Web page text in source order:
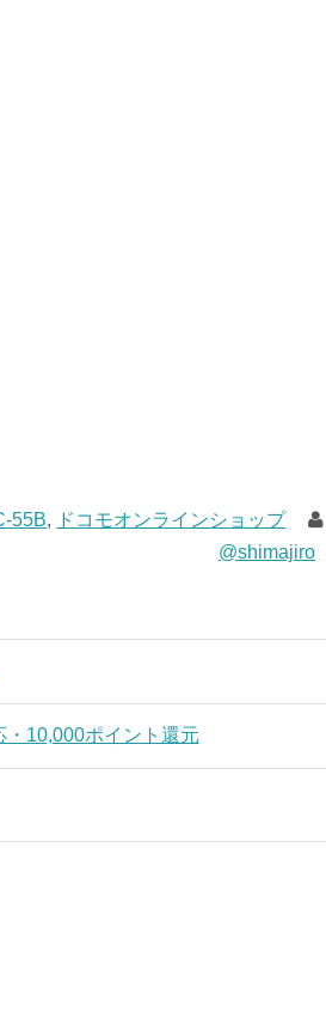
55B, ドコモオンラインショップ
@shimajiro
・10,000ポイント還元